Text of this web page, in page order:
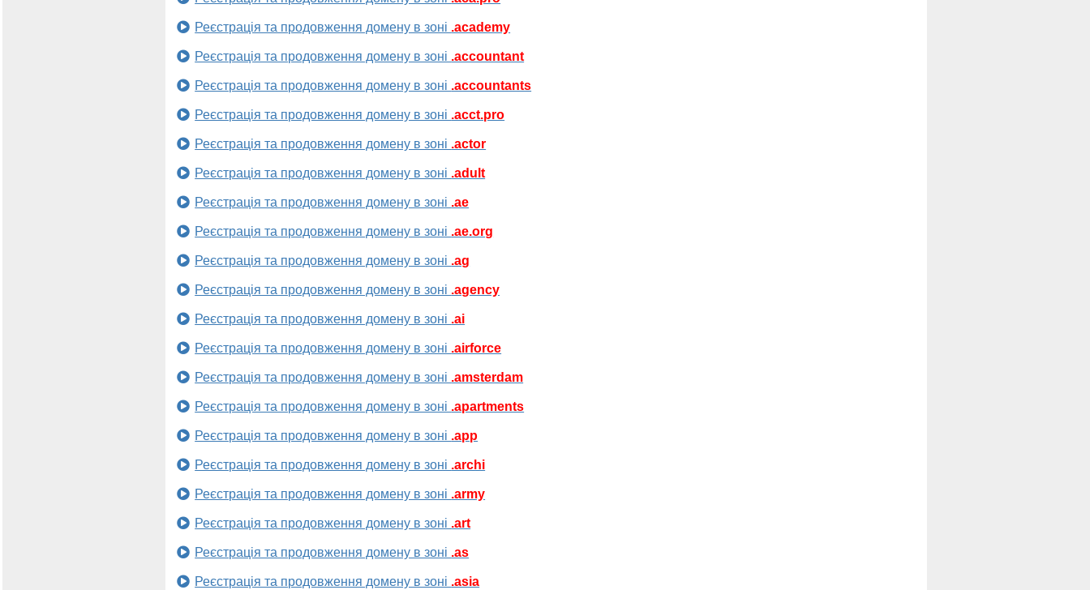
Реєстрація та продовження домену в зоні .academy
Реєстрація та продовження домену в зоні .accountant
Реєстрація та продовження домену в зоні .accountants
Реєстрація та продовження домену в зоні .acct.pro
Реєстрація та продовження домену в зоні .actor
Реєстрація та продовження домену в зоні .adult
Реєстрація та продовження домену в зоні .ae
Реєстрація та продовження домену в зоні .ae.org
Реєстрація та продовження домену в зоні .ag
Реєстрація та продовження домену в зоні .agency
Реєстрація та продовження домену в зоні .ai
Реєстрація та продовження домену в зоні .airforce
Реєстрація та продовження домену в зоні .amsterdam
Реєстрація та продовження домену в зоні .apartments
Реєстрація та продовження домену в зоні .app
Реєстрація та продовження домену в зоні .archi
Реєстрація та продовження домену в зоні .army
Реєстрація та продовження домену в зоні .art
Реєстрація та продовження домену в зоні .as
Реєстрація та продовження домену в зоні .asia